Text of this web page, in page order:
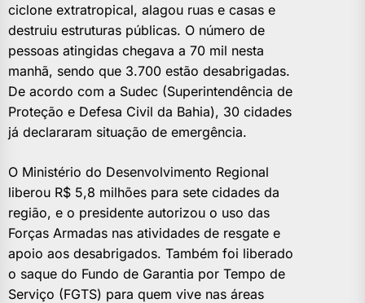
ciclone extratropical, alagou ruas e casas e
destruiu estruturas públicas. O número de
pessoas atingidas chegava a 70 mil nesta
manhã, sendo que 3.700 estão desabrigadas.
De acordo com a Sudec (Superintendência de
Proteção e Defesa Civil da Bahia), 30 cidades
já declararam situação de emergência.
O Ministério do Desenvolvimento Regional
liberou R$ 5,8 milhões para sete cidades da
região, e o presidente autorizou o uso das
Forças Armadas nas atividades de resgate e
apoio aos desabrigados. Também foi liberado
o saque do Fundo de Garantia por Tempo de
Serviço (FGTS) para quem vive nas áreas